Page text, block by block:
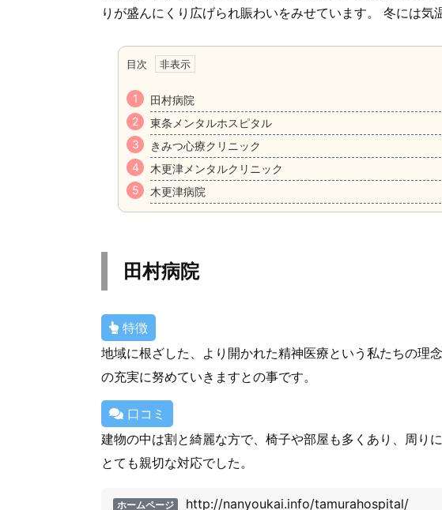
りが盛んにくり広げられ賑わいをみせています。 冬には気
目次
田村病院
東条メンタルホスピタル
きみつ心療クリニック
木更津メンタルクリニック
木更津病院
田村病院
特徴
地域に根ざした、より開かれた精神医療という私たちの理
の充実に努めていきますとの事です。
口コミ
建物の中は割と綺麗な方で、椅子や部屋も多くあり、周り
とても親切な対応でした。
ホームページ http://nanyoukai.info/tamurahospital/